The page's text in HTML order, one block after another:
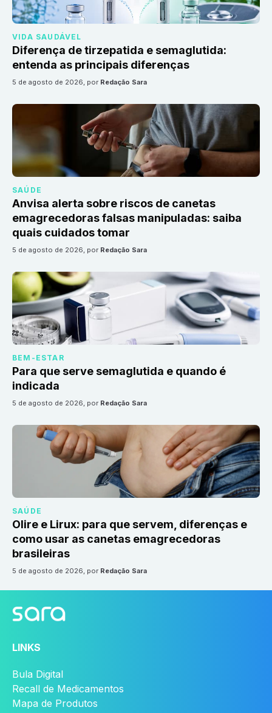
VIDA SAUDÁVEL
Diferença de tirzepatida e semaglutida:
entenda as principais diferenças
5 de agosto de 2026, por Redação Sara
SAÚDE
Anvisa alerta sobre riscos de canetas
emagrecedoras falsas manipuladas: saiba
quais cuidados tomar
5 de agosto de 2026, por Redação Sara
BEM-ESTAR
Para que serve semaglutida e quando é
indicada
5 de agosto de 2026, por Redação Sara
SAÚDE
Olire e Lirux: para que servem, diferenças e
como usar as canetas emagrecedoras
brasileiras
5 de agosto de 2026, por Redação Sara
LINKS
Bula Digital
Recall de Medicamentos
Mapa de Produtos